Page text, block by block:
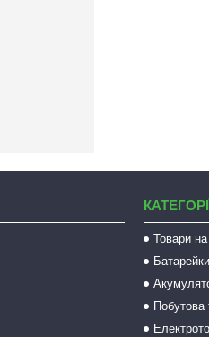
Товари
Батарейки
Побутова